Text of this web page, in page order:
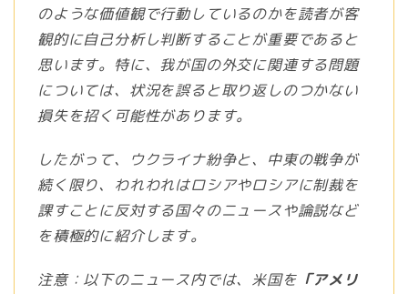
のような価値観で行動しているのかを読者が客
観的に自己分析し判断することが重要であると
思います。特に、我が国の外交に関連する問題
については、状況を誤ると取り返しのつかない
損失を招く可能性があります。
したがって、ウクライナ紛争と、中東の戦争が
続く限り、われわれはロシアやロシアに制裁を
課すことに反対する国々のニュースや論説など
を積極的に紹介します。
注意：以下のニュース内では、米国を 「アメリ